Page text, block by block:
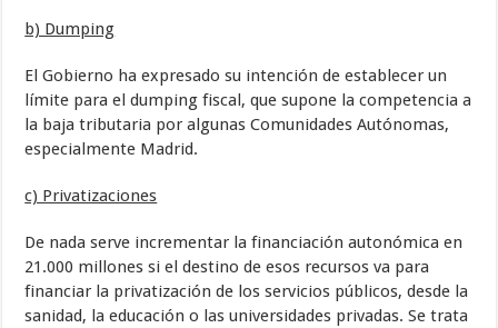
b) Dumping
El Gobierno ha expresado su intención de establecer un
límite para el dumping fiscal, que supone la competencia a
la baja tributaria por algunas Comunidades Autónomas,
especialmente Madrid.
c) Privatizaciones
De nada serve incrementar la financiación autonómica en
21.000 millones si el destino de esos recursos va para
financiar la privatización de los servicios públicos, desde la
sanidad, la educación o las universidades privadas. Se trata